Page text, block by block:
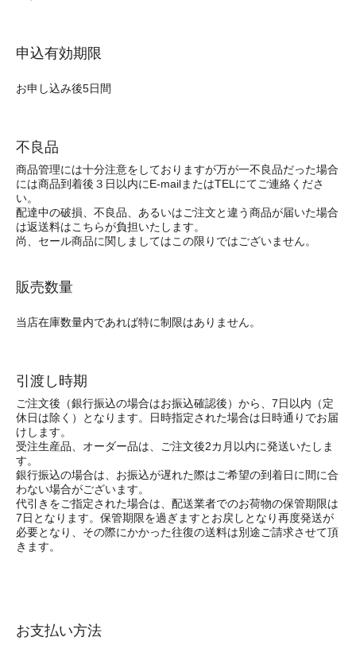
申込有効期限
お申し込み後5日間
不良品
商品管理には十分注意をしておりますが万が一不良品だった場合
には商品到着後３日以内にE-mailまたはTELにてご連絡くださ
い。
配達中の破損、不良品、あるいはご注文と違う商品が届いた場合
は返送料はこちらが負担いたします。
尚、セール商品に関しましてはこの限りではございません。
販売数量
当店在庫数量内であれば特に制限はありません。
引渡し時期
ご注文後（銀行振込の場合はお振込確認後）から、7日以内（定
休日は除く）となります。日時指定された場合は日時通りでお届
けします。
受注生産品、オーダー品は、ご注文後2カ月以内に発送いたしま
す。
銀行振込の場合は、お振込が遅れた際はご希望の到着日に間に合
わない場合がございます。
代引きをご指定された場合は、配送業者でのお荷物の保管期限は
7日となります。保管期限を過ぎますとお戻しとなり再度発送が
必要となり、その際にかかった往復の送料は別途ご請求させて頂
きます。
お支払い方法